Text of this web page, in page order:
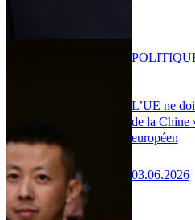
L’UE ne
de la Chine
européen
03.06.2026